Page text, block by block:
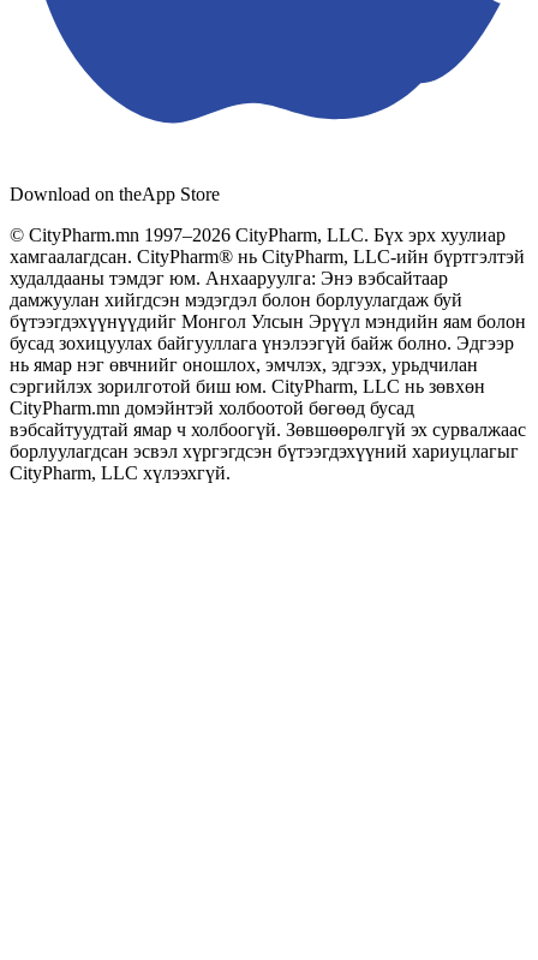
Download on theApp Store
© CityPharm.mn 1997–2026 CityPharm, LLC. Бүх эрх хуулиар
хамгаалагдсан. CityPharm® нь CityPharm, LLC-ийн бүртгэлтэй
худалдааны тэмдэг юм. Анхааруулга: Энэ вэбсайтаар
дамжуулан хийгдсэн мэдэгдэл болон борлуулагдаж буй
бүтээгдэхүүнүүдийг Монгол Улсын Эрүүл мэндийн яам болон
бусад зохицуулах байгууллага үнэлээгүй байж болно. Эдгээр
нь ямар нэг өвчнийг оношлох, эмчлэх, эдгээх, урьдчилан
сэргийлэх зорилготой биш юм. CityPharm, LLC нь зөвхөн
CityPharm.mn домэйнтэй холбоотой бөгөөд бусад
вэбсайтуудтай ямар ч холбоогүй. Зөвшөөрөлгүй эх сурвалжаас
борлуулагдсан эсвэл хүргэгдсэн бүтээгдэхүүний хариуцлагыг
CityPharm, LLC хүлээхгүй.